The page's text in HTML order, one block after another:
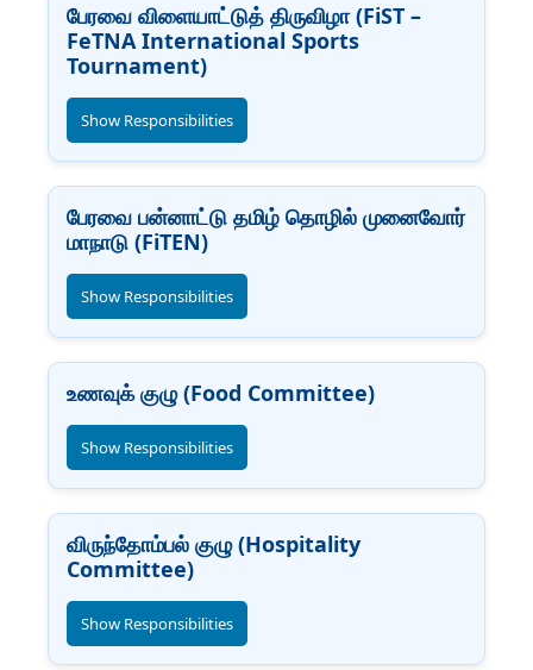
பேரவை விளையாட்டுத் திருவிழா (FiST –
FeTNA International Sports
Tournament)
Show Responsibilities
பேரவை பன்னாட்டு தமிழ் தொழில் முனைவோர்
மாநாடு (FiTEN)
Show Responsibilities
உணவுக் குழு (Food Committee)
Show Responsibilities
விருந்தோம்பல் குழு (Hospitality
Committee)
Show Responsibilities